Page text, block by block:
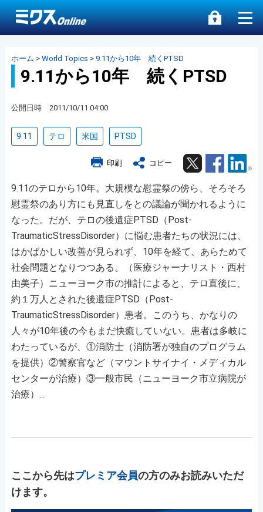
ホーム > World Topics > 9.11から10年 続くPTSD
9.11から10年 続くPTSD
公開日時 2011/10/11 04:00
9.11 テロ 米国 PTSD
印刷 コピー Twitter Facebook
9.11のテロから10年。大規模な慰霊祭の傍ら、そろそろ
慰霊祭のあり方にも見直しをとの議論が聞かれるように
なった。だが、テロの後遺症PTSD（Post-
TraumaticStressDisorder）に悩む患者たちの状況には、
はかばかしい改善が見られず、10年を経て、あらためて
社会問題となりつつある。（医療ジャーナリスト・西村
由美子）ニューヨーク市の推計によると、テロ直後に、
約１万人とされた後遺症PTSD（Post-
TraumaticStressDisorder）患者。このうち、かなりの
人々が10年後の今もまだ快癒していない。患者は多岐に
わたっているが、①消防士（消防署が独自のプログラム
を提供）②警察官など（マウントサイナイ・メディカル
センターが治療）③一般市民（ニューヨーク市立病院が
治療）...
ここから先はプレミア会員の方のみお読みいただ
けます。